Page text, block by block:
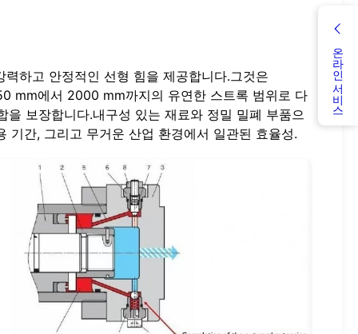
온라인 서비스
하고 안정적인 선형 힘을 제공합니다.그것은
mm에서 2000 mm까지의 유연한 스트록 범위로 다
보장합니다.내구성 있는 재료와 정밀 밀폐 부품으
기간, 그리고 무거운 산업 환경에서 일관된 효율성.